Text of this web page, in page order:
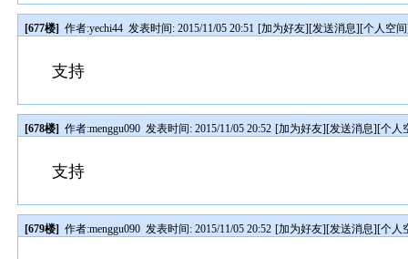
[677楼] 作者:yechi44 发表时间: 2015/11/05 20:51 [加为好友][发送消息][个人空间
支持
[678楼] 作者:menggu090 发表时间: 2015/11/05 20:52 [加为好友][发送消息][个人
支持
[679楼] 作者:menggu090 发表时间: 2015/11/05 20:52 [加为好友][发送消息][个人